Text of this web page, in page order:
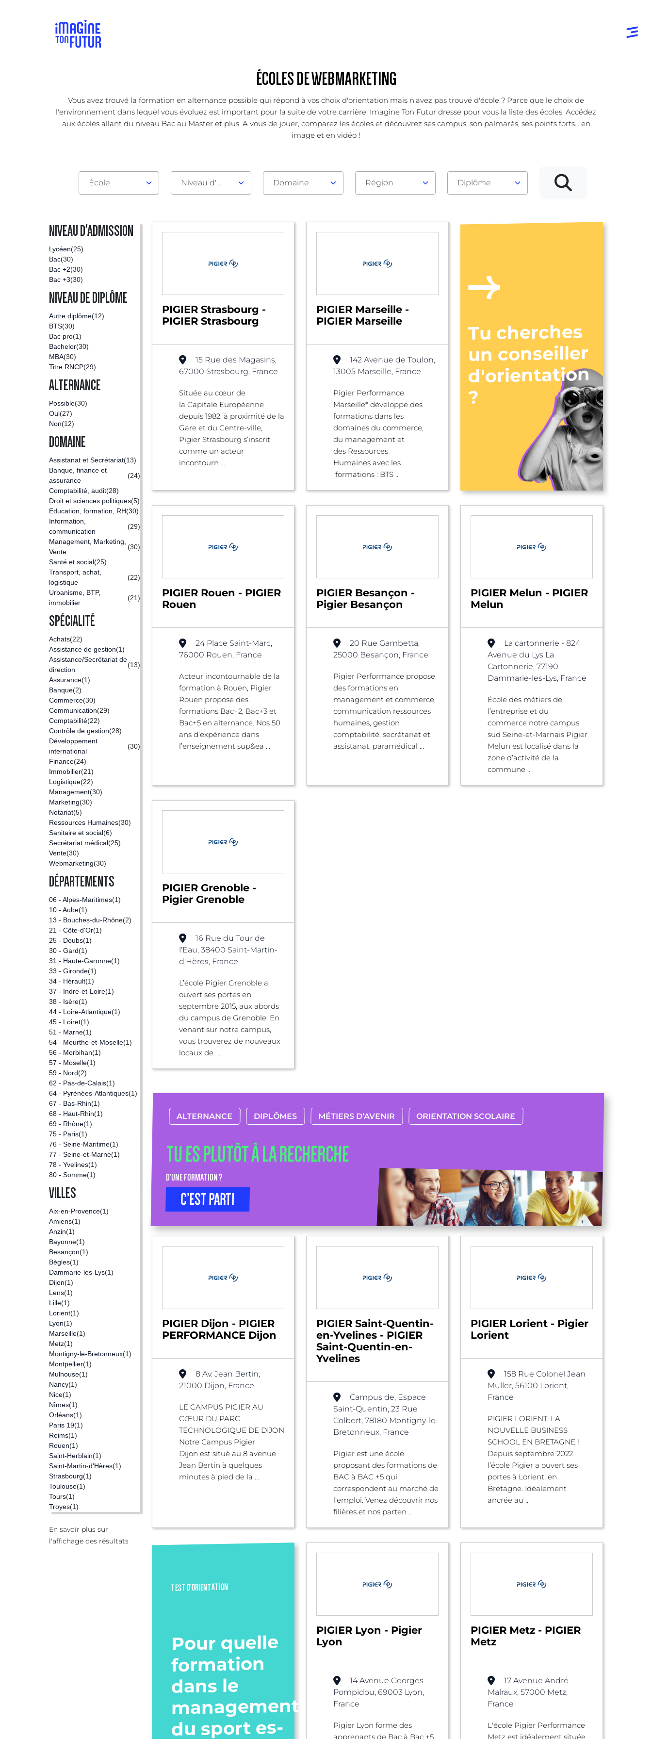
ÉCOLES DE WEBMARKETING
Vous avez trouvé la formation en alternance possible qui répond à vos choix d'orientation mais n'avez pas trouvé d'école ? Parce que le choix de
l'environnement dans lequel vous évoluez est important pour la suite de votre carrière, Imagine Ton Futur dresse pour vous la liste des écoles. Accédez
aux écoles allant du niveau Bac au Master et plus. A vous de jouer, comparez les écoles et découvrez ses campus, son palmarès, ses points forts... en
image et en vidéo !
École Niveau d'admission Domaine Région Diplôme
NIVEAU D'ADMISSION
Lycéen(25)
Bac(30)
Bac +2(30)
Bac +3(30)
NIVEAU DE DIPLÔME
Autre diplôme(12)
BTS(30)
Bac pro(1)
Bachelor(30)
MBA(30)
Titre RNCP(29)
ALTERNANCE
Possible(30)
Oui(27)
Non(12)
DOMAINE
Assistanat et Secrétariat(13)
Banque, finance et
assurance
(24)
Comptabilité, audit(28)
Droit et sciences politiques(5)
Education, formation, RH(30)
Information,
communication
(29)
Management, Marketing,
Vente
(30)
Santé et social(25)
Transport, achat,
logistique
(22)
Urbanisme, BTP,
immobilier
(21)
SPÉCIALITÉ
Achats(22)
Assistance de gestion(1)
Assistance/Secrétariat de
direction
(13)
Assurance(1)
Banque(2)
Commerce(30)
Communication(29)
Comptabilité(22)
Contrôle de gestion(28)
Développement
international
(30)
Finance(24)
Immobilier(21)
Logistique(22)
Management(30)
Marketing(30)
Notariat(5)
Ressources Humaines(30)
Sanitaire et social(6)
Secrétariat médical(25)
Vente(30)
Webmarketing(30)
DÉPARTEMENTS
06 - Alpes-Maritimes(1)
10 - Aube(1)
13 - Bouches-du-Rhône(2)
21 - Côte-d'Or(1)
25 - Doubs(1)
30 - Gard(1)
31 - Haute-Garonne(1)
33 - Gironde(1)
34 - Hérault(1)
37 - Indre-et-Loire(1)
38 - Isère(1)
44 - Loire-Atlantique(1)
45 - Loiret(1)
51 - Marne(1)
54 - Meurthe-et-Moselle(1)
56 - Morbihan(1)
57 - Moselle(1)
59 - Nord(2)
62 - Pas-de-Calais(1)
64 - Pyrénées-Atlantiques(1)
67 - Bas-Rhin(1)
68 - Haut-Rhin(1)
69 - Rhône(1)
75 - Paris(1)
76 - Seine-Maritime(1)
77 - Seine-et-Marne(1)
78 - Yvelines(1)
80 - Somme(1)
VILLES
Aix-en-Provence(1)
Amiens(1)
Anzin(1)
Bayonne(1)
Besançon(1)
Bègles(1)
Dammarie-les-Lys(1)
Dijon(1)
Lens(1)
Lille(1)
Lorient(1)
Lyon(1)
Marseille(1)
Metz(1)
Montigny-le-Bretonneux(1)
Montpellier(1)
Mulhouse(1)
Nancy(1)
Nice(1)
Nîmes(1)
Orléans(1)
Paris 19(1)
Reims(1)
Rouen(1)
Saint-Herblain(1)
Saint-Martin-d'Hères(1)
Strasbourg(1)
Toulouse(1)
Tours(1)
Troyes(1)
En savoir plus sur
l'affichage des résultats
PIGIER Strasbourg -
PIGIER Strasbourg
15 Rue des Magasins,
67000 Strasbourg, France
Située au cœur de
la Capitale Européenne
depuis 1982, à proximité de la
Gare et du Centre-ville,
Pigier Strasbourg s’inscrit
comme un acteur
incontourn ...
PIGIER Marseille -
PIGIER Marseille
142 Avenue de Toulon,
13005 Marseille, France
Pigier Performance
Marseille* développe des
formations dans les
domaines du commerce,
du management et
des Ressources
Humaines avec les
formations : BTS ...
Tu cherches
un conseiller
d'orientation
?
PIGIER Rouen - PIGIER
Rouen
24 Place Saint-Marc,
76000 Rouen, France
Acteur incontournable de la
formation à Rouen, Pigier
Rouen propose des
formations Bac+2, Bac+3 et
Bac+5 en alternance. Nos 50
ans d’expérience dans
l’enseignement sup&ea ...
PIGIER Besançon -
Pigier Besançon
20 Rue Gambetta,
25000 Besançon, France
Pigier Performance propose
des formations en
management et commerce,
communication ressources
humaines, gestion
comptabilité, secrétariat et
assistanat, paramédical ...
PIGIER Melun - PIGIER
Melun
La cartonnerie - 824
Avenue du Lys La
Cartonnerie, 77190
Dammarie-les-Lys, France
École des métiers de
l’entreprise et du
commerce notre campus
sud Seine-et-Marnais Pigier
Melun est localisé dans la
zone d’activité de la
commune ...
PIGIER Grenoble -
Pigier Grenoble
16 Rue du Tour de
l'Eau, 38400 Saint-Martin-
d'Hères, France
L’école Pigier Grenoble a
ouvert ses portes en
septembre 2015, aux abords
du campus de Grenoble. En
venant sur notre campus,
vous trouverez de nouveaux
locaux de ...
ALTERNANCE DIPLÔMES MÉTIERS D’AVENIR ORIENTATION SCOLAIRE
TU ES PLUTÔT À LA RECHERCHE
D’UNE FORMATION ?
C’EST PARTI
PIGIER Dijon - PIGIER
PERFORMANCE Dijon
8 Av. Jean Bertin,
21000 Dijon, France
LE CAMPUS PIGIER AU
CŒUR DU PARC
TECHNOLOGIQUE DE DIJON
Notre Campus Pigier
Dijon est situé au 8 avenue
Jean Bertin à quelques
minutes à pied de la ...
PIGIER Saint-Quentin-
en-Yvelines - PIGIER
Saint-Quentin-en-
Yvelines
Campus de, Espace
Saint-Quentin, 23 Rue
Colbert, 78180 Montigny-le-
Bretonneux, France
Pigier est une école
proposant des formations de
BAC à BAC +5 qui
correspondent au marché de
l’emploi. Venez découvrir nos
filières et nos parten ...
PIGIER Lorient - Pigier
Lorient
158 Rue Colonel Jean
Muller, 56100 Lorient,
France
PIGIER LORIENT, LA
NOUVELLE BUSINESS
SCHOOL EN BRETAGNE !
Depuis septembre 2022
l’école Pigier a ouvert ses
portes à Lorient, en
Bretagne. Idéalement
ancrée au ...
TEST D’ORIENTATION
Pour quelle
formation
dans le
management
du sport es-
PIGIER Lyon - Pigier
Lyon
14 Avenue Georges
Pompidou, 69003 Lyon,
France
Pigier Lyon forme des
apprenants de Bac à Bac +5
PIGIER Metz - PIGIER
Metz
17 Avenue André
Malraux, 57000 Metz,
France
L'école Pigier Performance
Metz est idéalement située